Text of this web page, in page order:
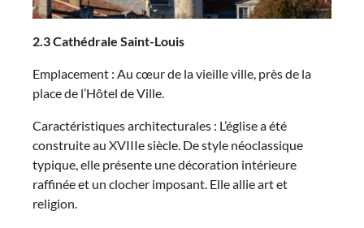
2.3 Cathédrale Saint-Louis
Emplacement : Au cœur de la vieille ville, près de la
place de l’Hôtel de Ville.
Caractéristiques architecturales : L’église a été
construite au XVIIIe siècle. De style néoclassique
typique, elle présente une décoration intérieure
raffinée et un clocher imposant. Elle allie art et
religion.